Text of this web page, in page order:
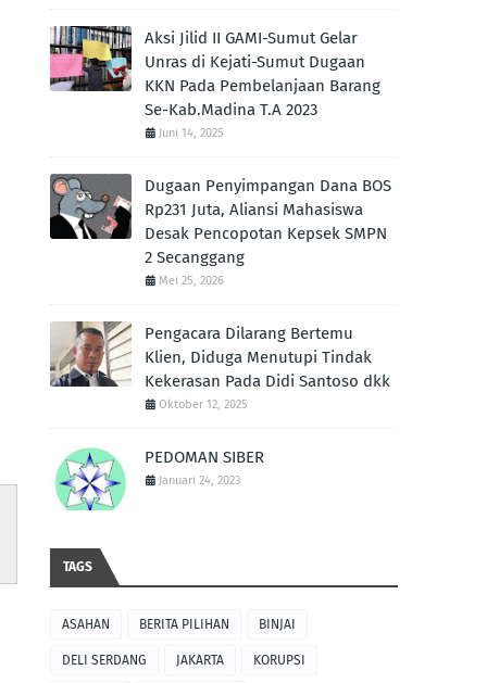
Aksi Jilid II GAMI-Sumut Gelar
Unras di Kejati-Sumut Dugaan
KKN Pada Pembelanjaan Barang
Se-Kab.Madina T.A 2023
Juni 14, 2025
Dugaan Penyimpangan Dana BOS
Rp231 Juta, Aliansi Mahasiswa
Desak Pencopotan Kepsek SMPN
2 Secanggang
Mei 25, 2026
Pengacara Dilarang Bertemu
Klien, Diduga Menutupi Tindak
Kekerasan Pada Didi Santoso dkk
Oktober 12, 2025
PEDOMAN SIBER
Januari 24, 2023
TAGS
ASAHAN BERITA PILIHAN BINJAI
DELI SERDANG JAKARTA KORUPSI